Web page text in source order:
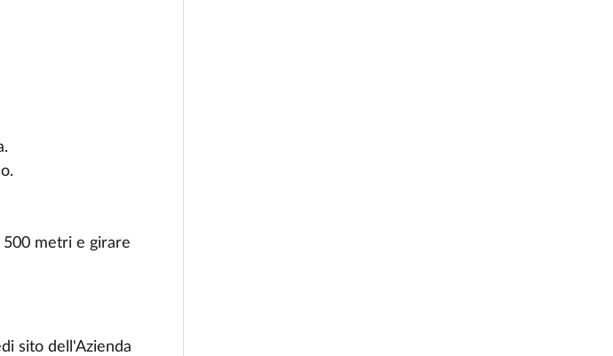
metri e girare
sito dell'Azienda